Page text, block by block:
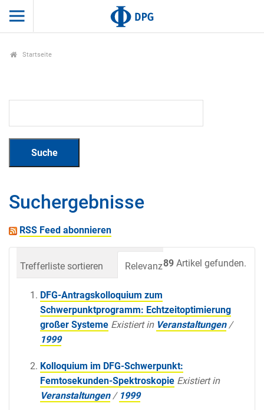
Startseite
Suchergebnisse
RSS Feed abonnieren
89 Artikel gefunden.
Trefferliste sortieren Relevanz Datum
DFG-Antragskolloquium zum
Schwerpunktprogramm: Echtzeitoptimierung
großer Systeme Existiert in Veranstaltungen /
1999
Kolloquium im DFG-Schwerpunkt:
Femtosekunden-Spektroskopie Existiert in
Veranstaltungen / 1999